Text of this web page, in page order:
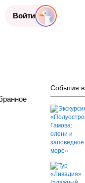
Войти
26 сент.
События в